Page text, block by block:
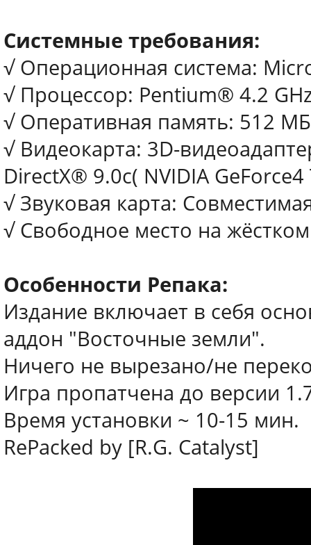
Системные требования:
√ Операционная система:
√ Процессор: Pentium® 4.2
√ Оперативная память: 512
√ Видеокарта: 3D-
DirectX® 9.0c( NVIDIA
√ Звуковая карта:
√ Свободное место на
Особенности Репака:
Издание включает в себя
аддон "Восточные земли".
Ничего не вырезано/не
Игра пропатчена до версии
Время установки ~ 10-15 мин.
RePacked by [R.G. Catalyst]